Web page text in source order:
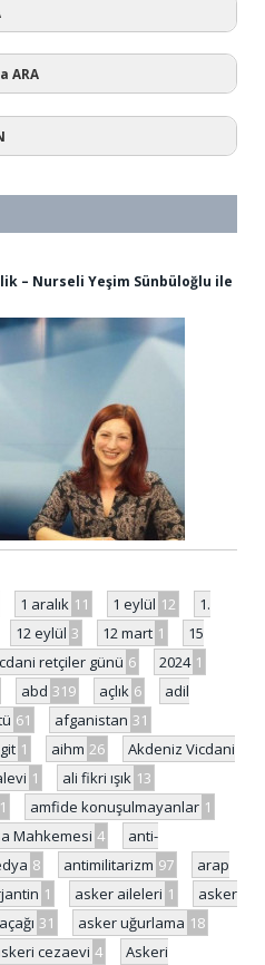
ARA
– Nurseli Yeşim Sünbüloğlu ile
1 aralık 11 1 eylül 12
1.
12 eylül 3 12 mart 1
15
retçiler günü 6 2024 1
abd 319 açlık 6
adil
61 afganistan 31
1 aihm 26
Akdeniz Vicdani
1 ali fikri ışık 13
1 amfide konuşulmayanlar 1
Mahkemesi 4
anti-
8 antimilitarizm 97
arap
1 asker aileleri 1
asker
31 asker uğurlama 18
cezaevi 4
Askeri